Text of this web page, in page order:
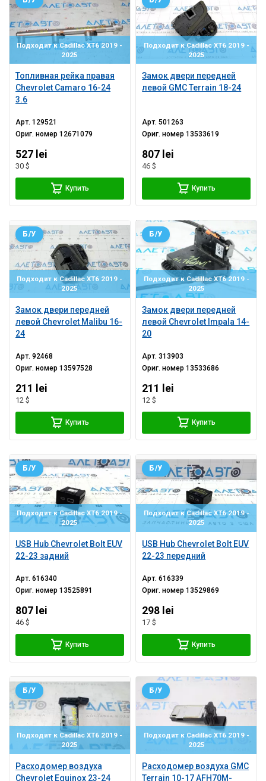
Подходит к Cadillac XT6 2019 -
2025
Топливная рейка правая
Chevrolet Camaro 16-24
3.6
Арт.129521
Ориг. номер12671079
527 lei
30 $
Купить
Подходит к Cadillac XT6 2019 -
2025
Замок двери передней
левой GMC Terrain 18-24
Арт.501263
Ориг. номер13533619
807 lei
46 $
Купить
Подходит к Cadillac XT6 2019 -
2025
Замок двери передней
левой Chevrolet Malibu 16-
24
Б/У
Арт.92468
Ориг. номер13597528
211 lei
12 $
Купить
Подходит к Cadillac XT6 2019 -
2025
Замок двери передней
левой Chevrolet Impala 14-
20
Б/У
Арт.313903
Ориг. номер13533686
211 lei
12 $
Купить
Подходит к Cadillac XT6 2019 -
2025
USB Hub Chevrolet Bolt EUV
22-23 задний
Б/У
Арт.616340
Ориг. номер13525891
807 lei
46 $
Купить
Подходит к Cadillac XT6 2019 -
2025
USB Hub Chevrolet Bolt EUV
22-23 передний
Б/У
Арт.616339
Ориг. номер13529869
298 lei
17 $
Купить
Подходит к Cadillac XT6 2019 -
2025
Расходомер воздуха
Chevrolet Equinox 23-24
Б/У
Подходит к Cadillac XT6 2019 -
2025
Расходомер воздуха GMC
Terrain 10-17 AFH70M-
Б/У